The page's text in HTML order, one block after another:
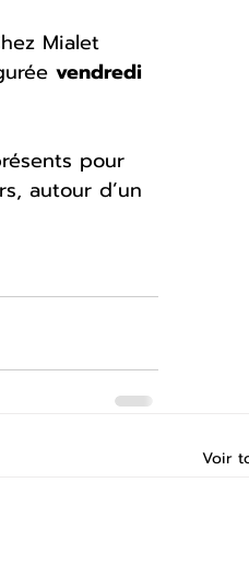
Mialet
vendredi
pour
autour d’un
Voir